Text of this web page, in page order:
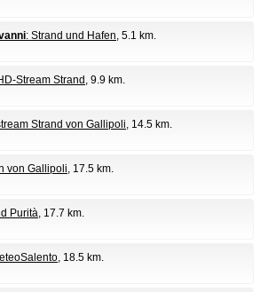
: Strand und Hafen , 5.1 km.
Stream Strand , 9.9 km.
Strand von Gallipoli , 14.5 km.
von Gallipoli , 17.5 km.
Purità , 17.7 km.
, 18.5 km.